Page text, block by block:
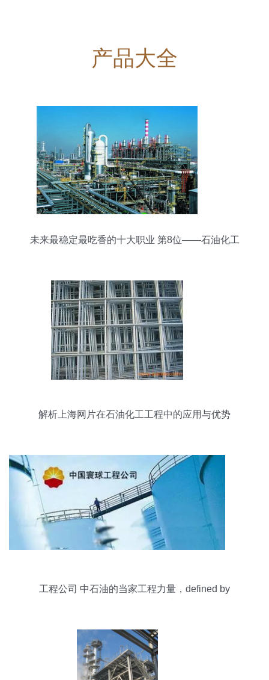
产品大全
未来最稳定最吃香的十大职业 第8位——石油化工
解析上海网片在石油化工工程中的应用与优势
工程公司 中石油的当家工程力量，defined by